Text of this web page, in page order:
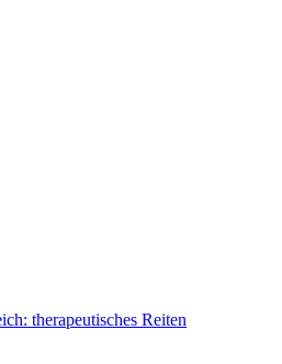
therapeutisches Reiten